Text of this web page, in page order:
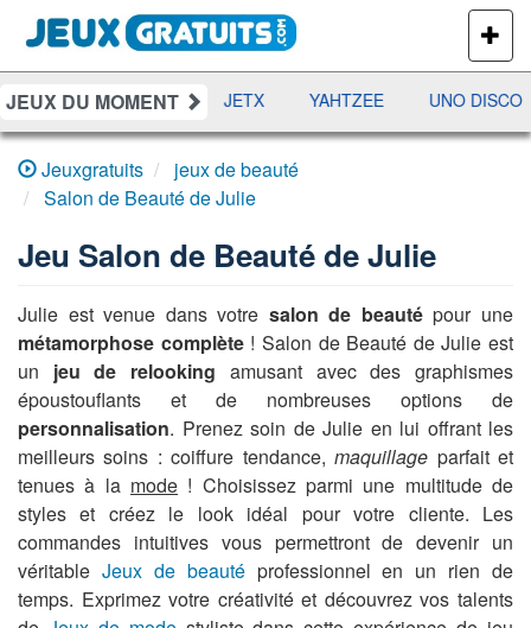
PLUS
DE
JEUX
JEUX DU MOMENT
DAMES RAMI JETX YAHTZEE UNO DISCO
Jeuxgratuits
jeux de beauté
Salon de Beauté de Julie
Jeu Salon de Beauté de Julie
Julie est venue dans votre salon de beautépour une
métamorphose complète! Salon de Beauté de Julie est
un jeu de relooking amusant avec des graphismes
époustouflants et de nombreuses options de
personnalisation. Prenez soin de Julie en lui offrant les
meilleurs soins : coiffure tendance,maquillage parfait et
tenues à la mode ! Choisissez parmi une multitude de
styles et créez le look idéal pour votre cliente. Les
commandes intuitives vous permettront de devenir un
véritable Jeux de beautéprofessionnel en un rien de
temps. Exprimez votre créativité et découvrez vos talents